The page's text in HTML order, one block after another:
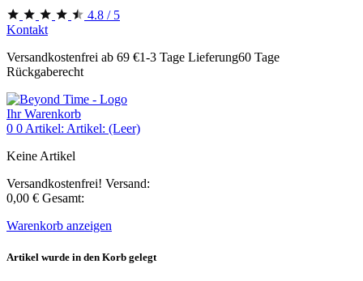
4.8 / 5
Kontakt
Versandkostenfrei ab 69 €1-3 Tage Lieferung60 Tage
Rückgaberecht
Ihr Warenkorb
0 0 Artikel: Artikel: (Leer)
Keine Artikel
Versandkostenfrei! Versand:
0,00 € Gesamt:
Warenkorb anzeigen
Artikel wurde in den Korb gelegt